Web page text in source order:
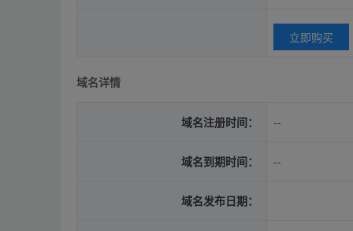
立即购买
域名详情
域名注册时间： --
域名到期时间： --
域名发布日期：